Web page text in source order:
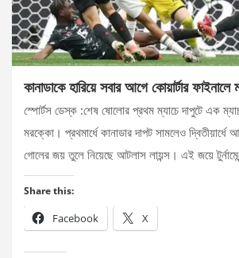
কানাডাকে হারিয়ে সবার আগে কোয়ার্টার
স্পোর্টস ডেস্ক :শেষ ষোলোর প্রথম ম্যাচে দাপুটে এক
মরক্কো। প্রথমার্ধে কানাডার দাপট সামলেও দ্বিতীয়ার্ধে
গোলের জয় তুলে নিয়েছে আটলাস লায়ন্স। এই জয়ে
Share this:
Facebook X